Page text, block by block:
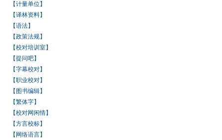
【计量单位】
【译林资料】
【语法】
【政策法规】
【校对培训室】
【提问吧】
【字幕校对】
【职业校对】
【图书编辑】
【繁体字】
【校对网闲情】
【方言校标】
【网络语言】